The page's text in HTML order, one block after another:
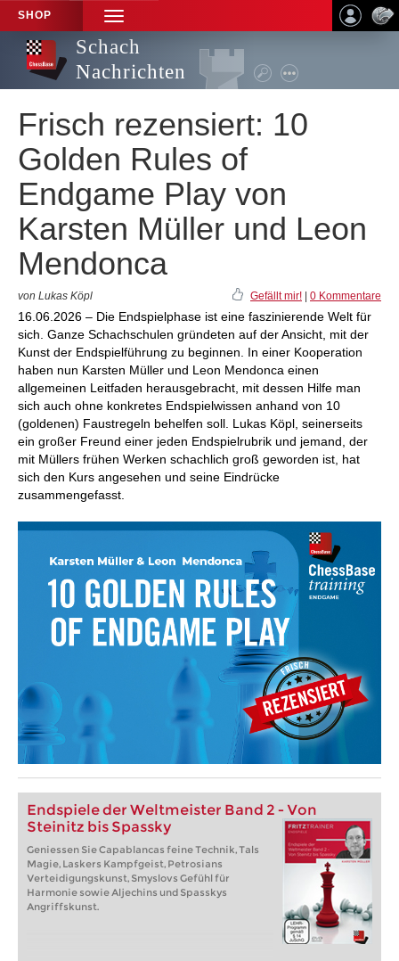
SHOP
TOGGLE
NAVIGATION
Schach
Nachrichten
Frisch rezensiert: 10
Golden Rules of
Endgame Play von
Karsten Müller und Leon
Mendonca
von Lukas Köpl Gefällt mir! 0 Kommentare
16.06.2026 – Die Endspielphase ist eine faszinierende Welt für
sich. Ganze Schachschulen gründeten auf der Ansicht, mit der
Kunst der Endspielführung zu beginnen. In einer Kooperation
haben nun Karsten Müller und Leon Mendonca einen
allgemeinen Leitfaden herausgebracht, mit dessen Hilfe man
sich auch ohne konkretes Endspielwissen anhand von 10
(goldenen) Faustregeln behelfen soll. Lukas Köpl, seinerseits
ein großer Freund einer jeden Endspielrubrik und jemand, der
mit Müllers frühen Werken schachlich groß geworden ist, hat
sich den Kurs angesehen und seine Eindrücke
zusammengefasst.
Endspiele der Weltmeister Band 2 - Von
Steinitz bis Spassky
Geniessen Sie Capablancas feine Technik, Tals
Magie, Laskers Kampfgeist, Petrosians
Verteidigungskunst, Smyslovs Gefühl für
Harmonie sowie Aljechins und Spasskys
Angriffskunst.